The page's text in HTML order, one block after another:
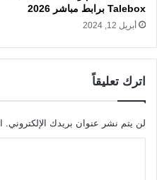
Talebox برابط مباشر 2026
أبريل 12, 2024
اترك تعليقاً
لن يتم نشر عنوان بريدك الإلكتروني.